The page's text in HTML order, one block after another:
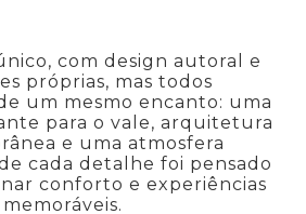
com design autoral e
próprias, mas todos
um mesmo encanto: uma
para o vale, arquitetura
e uma atmosfera
cada detalhe foi pensado
conforto e experiências
memoráveis.